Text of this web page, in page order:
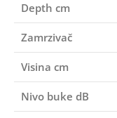
Depth cm
Zamrzivač
Visina cm
Nivo buke dB